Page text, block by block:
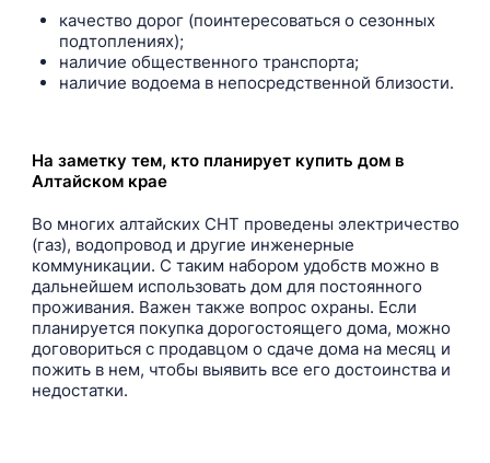
качество дорог (поинтересоваться о сезонных
подтоплениях);
наличие общественного транспорта;
наличие водоема в непосредственной близости.
На заметку тем, кто планирует купить дом в
Алтайском крае
Во многих алтайских СНТ проведены электричество
(газ), водопровод и другие инженерные
коммуникации. С таким набором удобств можно в
дальнейшем использовать дом для постоянного
проживания. Важен также вопрос охраны. Если
планируется покупка дорогостоящего дома, можно
договориться с продавцом о сдаче дома на месяц и
пожить в нем, чтобы выявить все его достоинства и
недостатки.